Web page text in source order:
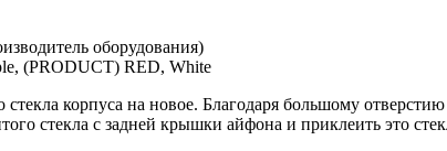
оборудования)
(PRODUCT) RED, White
корпуса на новое. Благодаря большому
стекла с задней крышки айфона и приклеить это